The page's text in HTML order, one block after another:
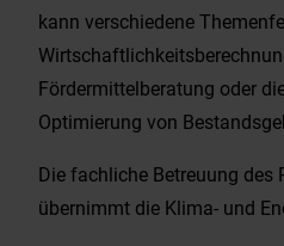
kann verschiedene
Fördermittelberatung oder
Optimierung von
Die fachliche Betreuung des
übernimmt die Klima- und